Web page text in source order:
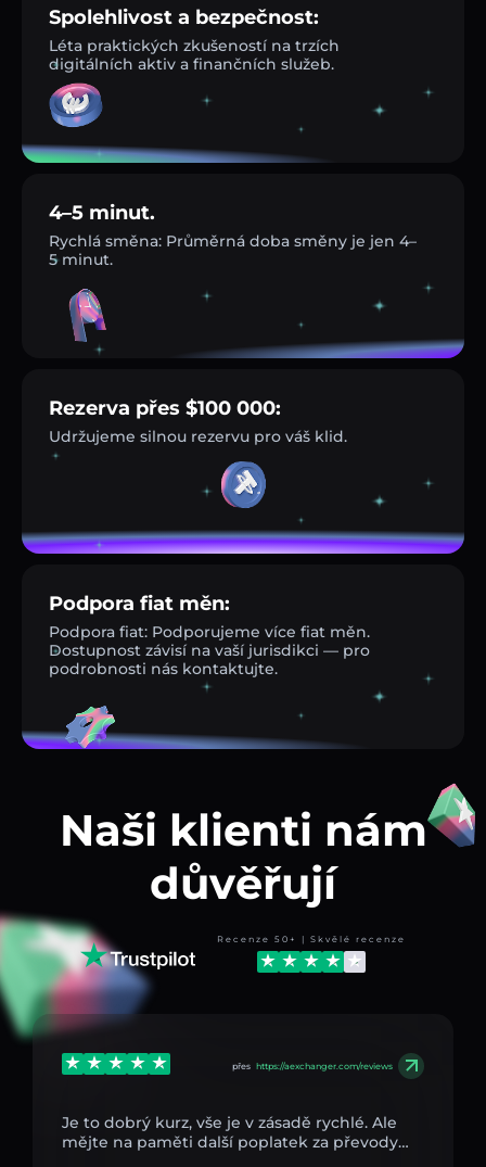
Spolehlivost a bezpečnost:
Léta praktických zkušeností na trzích
digitálních aktiv a finančních služeb.
4–5 minut.
Rychlá směna: Průměrná doba směny je jen 4–
5 minut.
Rezerva přes $100 000:
Udržujeme silnou rezervu pro váš klid.
Podpora fiat měn:
Podpora fiat: Podporujeme více fiat měn.
Dostupnost závisí na vaší jurisdikci — pro
podrobnosti nás kontaktujte.
Naši klienti nám
důvěřují
Recenze 50+ | Skvělé recenze
přes https://aexchanger.com/reviews
Je to dobrý kurz, vše je v zásadě rychlé. Ale
mějte na paměti další poplatek za převody…